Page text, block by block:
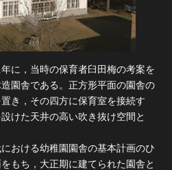
に，当時の保育者臼田梅の考案を
園舎である。正方形平面の園舎の
き，その四方に保育室を接続す
けた天井の高い吹き抜け空間と
おける幼稚園園舎の基本計画のひ
もち，大正期に建てられた園舎と